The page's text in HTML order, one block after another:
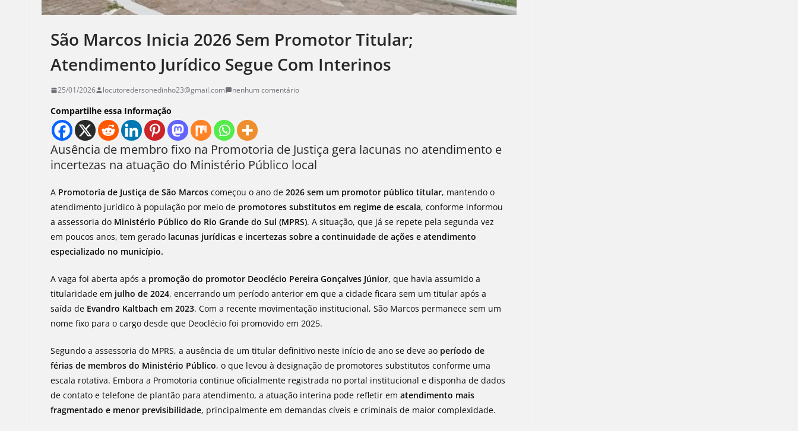
São Marcos Inicia 2026 Sem Promotor Titular;
Atendimento Jurídico Segue Com Interinos
25/01/2026 locutoredersonedinho23@gmail.com nenhum comentário
Compartilhe essa Informação
Ausência de membro fixo na Promotoria de Justiça gera lacunas no atendimento e
incertezas na atuação do Ministério Público local
A Promotoria de Justiça de São Marcos começou o ano de2026 sem um promotor público titular, mantendo o
atendimento jurídico à população por meio de promotores substitutos em regime de escala, conforme informou
a assessoria do Ministério Público do Rio Grande do Sul (MPRS). A situação, que já se repete pela segunda vez
em poucos anos, tem gerado lacunas jurídicas e incertezas sobre a continuidade de ações e atendimento
especializado no município.
A vaga foi aberta após a promoção do promotor Deoclécio Pereira Gonçalves Júnior, que havia assumido a
titularidade em julho de 2024, encerrando um período anterior em que a cidade ficara sem um titular após a
saída de Evandro Kaltbach em 2023. Com a recente movimentação institucional, São Marcos permanece sem um
nome fixo para o cargo desde que Deoclécio foi promovido em 2025.
Segundo a assessoria do MPRS, a ausência de um titular definitivo neste início de ano se deve ao período de
férias de membros do Ministério Público, o que levou à designação de promotores substitutos conforme uma
escala rotativa. Embora a Promotoria continue oficialmente registrada no portal institucional e disponha de dados
de contato e telefone de plantão para atendimento, a atuação interina pode refletir ematendimento mais
fragmentado e menor previsibilidade, principalmente em demandas cíveis e criminais de maior complexidade.